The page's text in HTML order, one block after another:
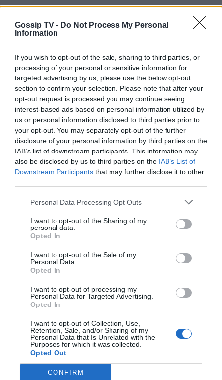
Gossip TV - Do Not Process My Personal
Information
If you wish to opt-out of the sale, sharing to third parties, or
processing of your personal or sensitive information for
targeted advertising by us, please use the below opt-out
section to confirm your selection. Please note that after your
opt-out request is processed you may continue seeing
interest-based ads based on personal information utilized by
us or personal information disclosed to third parties prior to
your opt-out. You may separately opt-out of the further
disclosure of your personal information by third parties on the
IAB’s list of downstream participants. This information may
also be disclosed by us to third parties on the IAB’s List of
Downstream Participants that may further disclose it to other
Personal Data Processing Opt Outs
I want to opt-out of the Sharing of my
personal data.
Opted In
I want to opt-out of the Sale of my
Personal Data.
Opted In
I want to opt-out of processing my
Personal Data for Targeted Advertising.
Opted In
I want to opt-out of Collection, Use,
Retention, Sale, and/or Sharing of my
Personal Data that Is Unrelated with the
Purposes for which it was collected.
Opted Out
CONFIRM
Ντόρα Κουτροκόη: Στο Παρίσι με τον
έρωτα της ζωής της, τον γιο της
Κωνσταντίνο
SHOWBIZ
Δούκισσα Νομικού:Οικογενειακές
διακοπές από τη Μύκονο στον
επίγειο παράδεισο της Γαλλικής
Πολυνησίας
Άννα Ζηρδέλη - Άρθουρ
Αυστραλία για να περάσουν τις
διακοπές τους
SHOWBIZ
«βουτιά» στα 48 του μαζί με τα
παιδιά του
SHOWBIZ
Νατάσα Εξηνταβελώνη: Η πιο
τρυφερή αγκαλιά στη Λίλα
Μπακλέση που μόλις γέννησε
Σέρρες: «Δεν ήταν μόνο η ταχύτητα» – Η ανάλυση
πραγματογνώμονα για το σφοδρό δυστύχημα
Οι παικταράδες που δεν έγιναν ποτέ οι θρύλοι που
περιμέναμε